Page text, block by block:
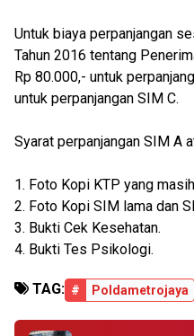
Untuk biaya perpanjangan
Tahun 2016 tentang
Rp 80.000,- untuk
untuk perpanjangan SIM C.
Syarat perpanjangan SIM A
1. Foto Kopi KTP yang
2. Foto Kopi SIM lama dan
3. Bukti Cek Kesehatan.
4. Bukti Tes Psikologi.
TAG: # Poldametrojaya